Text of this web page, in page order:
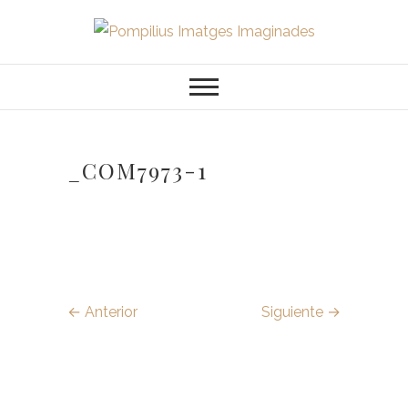
contenido
Pompilius
Imatges
Imaginades
_COM7973-1
← Anterior Siguiente →